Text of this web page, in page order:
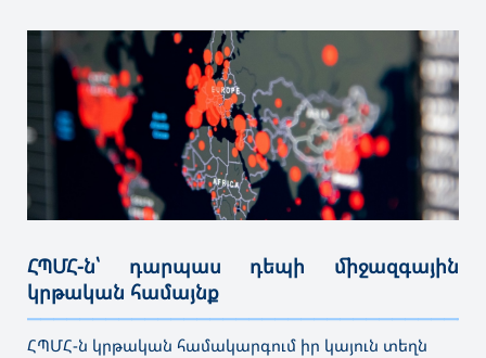
ՀՊՄՀ-ն՝ դարպաս դեպի միջազգային
կրթական համայնք
ՀՊՄՀ-ն կրթական համակարգում իր կայուն տեղն